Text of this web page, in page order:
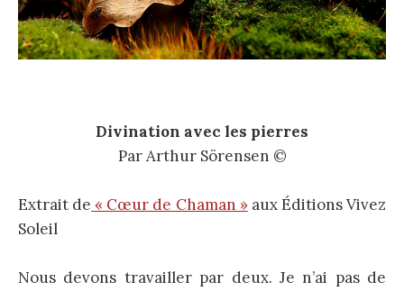
Divination avec les pierres
Par Arthur Sörensen ©
Extrait de « Cœur de Chaman »aux Éditions Vivez
Soleil
Nous devons travailler par deux. Je n’ai pas de